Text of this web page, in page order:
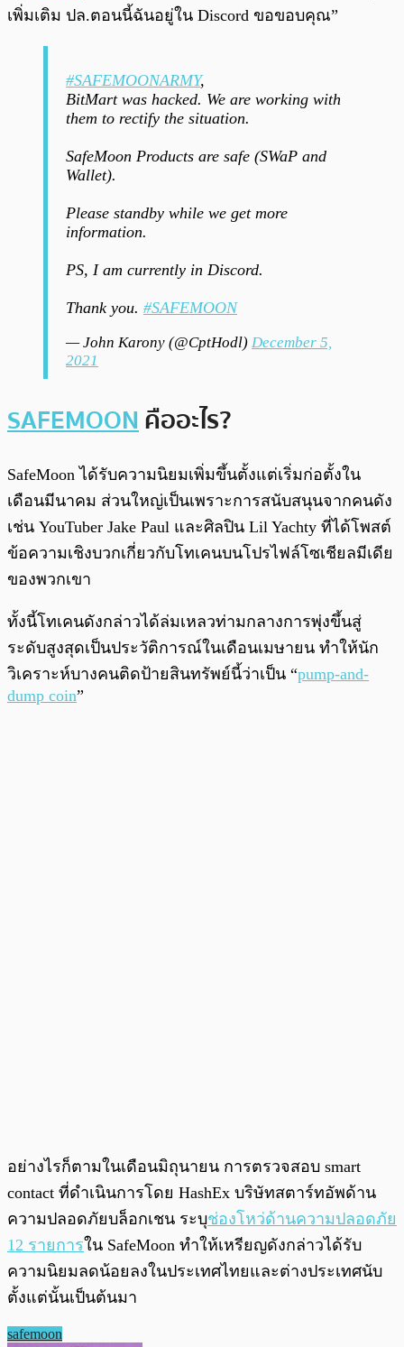
เพิ่มเติม ปล.ตอนนี้ฉันอยู่ใน Discord ขอขอบคุณ”
#SAFEMOONARMY,
BitMart was hacked. We are working with
them to rectify the situation.
SafeMoon Products are safe (SWaP and
Wallet).
Please standby while we get more
information.
PS, I am currently in Discord.
Thank you. #SAFEMOON
— John Karony (@CptHodl) December 5,
2021
SAFEMOONคืออะไร?
SafeMoon ได้รับความนิยมเพิ่มขึ้นตั้งแต่เริ่มก่อตั้งใน
เดือนมีนาคม ส่วนใหญ่เป็นเพราะการสนับสนุนจากคนดัง
เช่น YouTuber Jake Paul และศิลปิน Lil Yachty ที่ได้โพสต์
ข้อความเชิงบวกเกี่ยวกับโทเคนบนโปรไฟล์โซเชียลมีเดีย
ของพวกเขา
ทั้งนี้โทเคนดังกล่าวได้ล่มเหลวท่ามกลางการพุ่งขึ้นสู่
ระดับสูงสุดเป็นประวัติการณ์ในเดือนเมษายน ทำให้นัก
วิเคราะห์บางคนติดป้ายสินทรัพย์นี้ว่าเป็น “pump-and-
dump coin”
อย่างไรก็ตามในเดือนมิถุนายน การตรวจสอบ smart
contact ที่ดำเนินการโดย HashEx บริษัทสตาร์ทอัพด้าน
ความปลอดภัยบล็อกเชน ระบุช่องโหว่ด้านความปลอดภัย
12 รายการใน SafeMoon ทำให้เหรียญดังกล่าวได้รับ
ความนิยมลดน้อยลงในประเทศไทยและต่างประเทศนับ
ตั้งแต่นั้นเป็นต้นมา
safemoon